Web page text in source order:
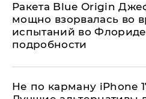
Ракета Blue Origin
мощно взорвалась во
испытаний во
подробности
Не по карману iPhone